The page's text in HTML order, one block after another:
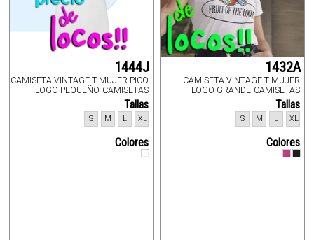
1444J
CAMISETA VINTAGE T MUJER PICO
LOGO PEQUEÑO-CAMISETAS
Tallas
XL
L
M
S
Colores
1432A
CAMISETA VINTAGE T MUJER
LOGO GRANDE-CAMISETAS
Tallas
XL
L
M
S
Colores